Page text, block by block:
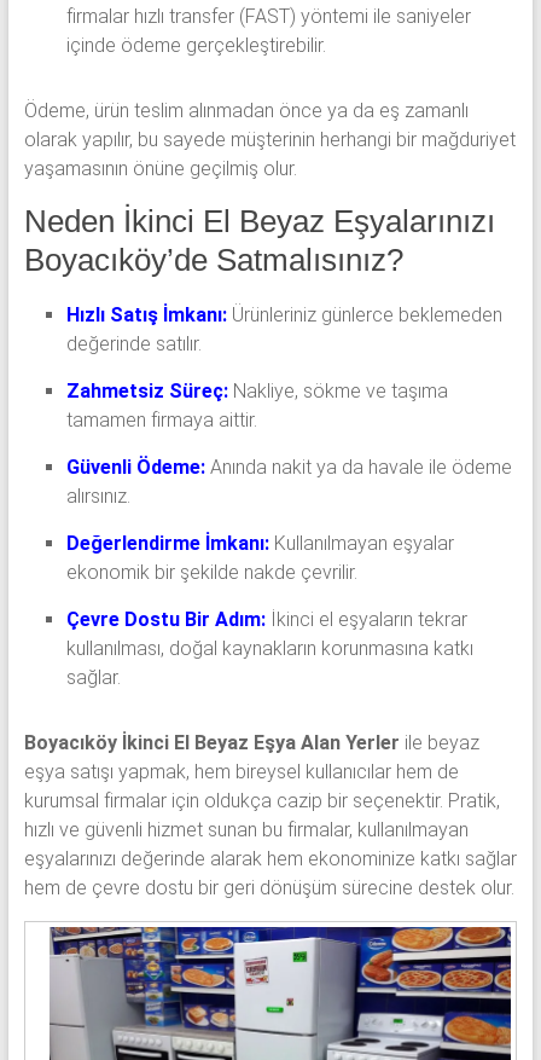
firmalar hızlı transfer (FAST) yöntemi ile saniyeler
içinde ödeme gerçekleştirebilir.
Ödeme, ürün teslim alınmadan önce ya da eş zamanlı
olarak yapılır, bu sayede müşterinin herhangi bir mağduriyet
yaşamasının önüne geçilmiş olur.
Neden İkinci El Beyaz Eşyalarınızı
Boyacıköy’de Satmalısınız?
Hızlı Satış İmkanı:Ürünleriniz günlerce beklemeden
değerinde satılır.
Zahmetsiz Süreç: Nakliye, sökme ve taşıma
tamamen firmaya aittir.
Güvenli Ödeme:Anında nakit ya da havale ile ödeme
alırsınız.
Değerlendirme İmkanı:Kullanılmayan eşyalar
ekonomik bir şekilde nakde çevrilir.
Çevre Dostu Bir Adım:İkinci el eşyaların tekrar
kullanılması, doğal kaynakların korunmasına katkı
sağlar.
Boyacıköy İkinci El Beyaz Eşya Alan Yerler ile beyaz
eşya satışı yapmak, hem bireysel kullanıcılar hem de
kurumsal firmalar için oldukça cazip bir seçenektir. Pratik,
hızlı ve güvenli hizmet sunan bu firmalar, kullanılmayan
eşyalarınızı değerinde alarak hem ekonominize katkı sağlar
hem de çevre dostu bir geri dönüşüm sürecine destek olur.